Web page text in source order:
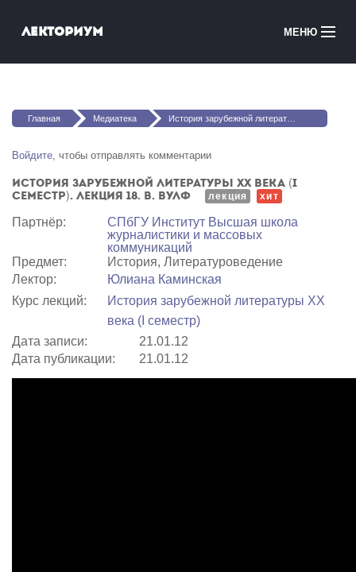
Лекториум МЕНЮ
Медиатека
Courses in English
Войти
Вы здесь
Главная Медиатека История зарубежной литературы XX века (I семестр). Лекция 18. В. Вулф
Войдите, чтобы отправлять комментарии
История зарубежной литературы XX века (I
семестр). Лекция 18. В. Вулф
лекция хит
Партнёр:
СПбГУ Институт Высшая школа
журналистики и массовых
коммуникаций
Предмет:
История, Литературоведение
Лектор:
Юлиана Каминская
Курс лекций:
История зарубежной литературы XX
века (I семестр)
Дата записи:
21.01.12
Дата публикации:
21.01.12